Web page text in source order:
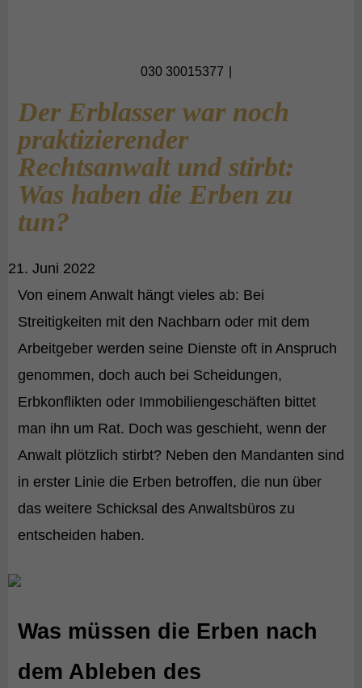
030 30015377
Der Erblasser war noch
praktizierender
Rechtsanwalt und stirbt:
Was haben die Erben zu
tun?
21. Juni 2022
Von einem Anwalt hängt vieles ab: Bei
Streitigkeiten mit den Nachbarn oder mit dem
Arbeitgeber werden seine Dienste oft in Anspruch
genommen, doch auch bei Scheidungen,
Erbkonflikten oder Immobiliengeschäften bittet
man ihn um Rat. Doch was geschieht, wenn der
Anwalt plötzlich stirbt? Neben den Mandanten sind
in erster Linie die Erben betroffen, die nun über
das weitere Schicksal des Anwaltsbüros zu
entscheiden haben.
Was müssen die Erben nach
dem Ableben des